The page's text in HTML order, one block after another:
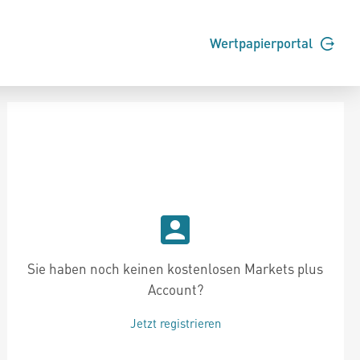
Wertpapierportal
Sie haben noch keinen kostenlosen Markets plus
Account?
Jetzt registrieren